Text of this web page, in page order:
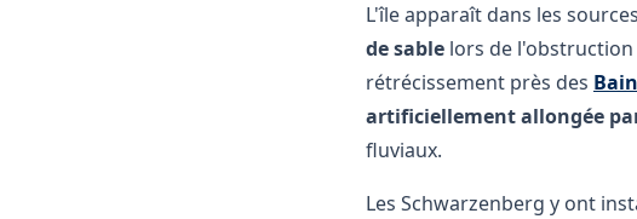
L'île apparaît dans les
de sable lors de l'obstruction
rétrécissement près des
artificiellement allongée
fluviaux.
Les Schwarzenberg y ont